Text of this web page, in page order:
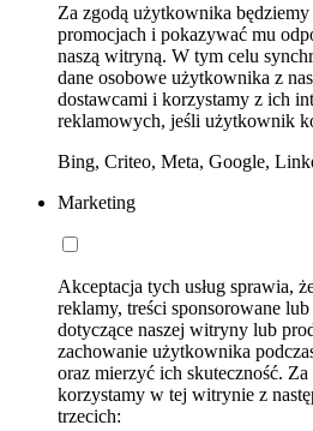
Za zgodą użytkownika
promocjach i pokazywać mu
naszą witryną. W tym celu
dane osobowe użytkownika z
dostawcami i korzystamy z ich
reklamowych, jeśli użytkownik
Bing, Criteo, Meta, Google,
Marketing
Akceptacja tych usług sprawia,
reklamy, treści sponsorowane
dotyczące naszej witryny lub
zachowanie użytkownika
oraz mierzyć ich skuteczność.
korzystamy w tej witrynie z
trzecich: